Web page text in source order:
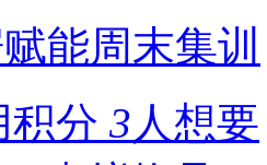
能周末集训
积分 3人想要